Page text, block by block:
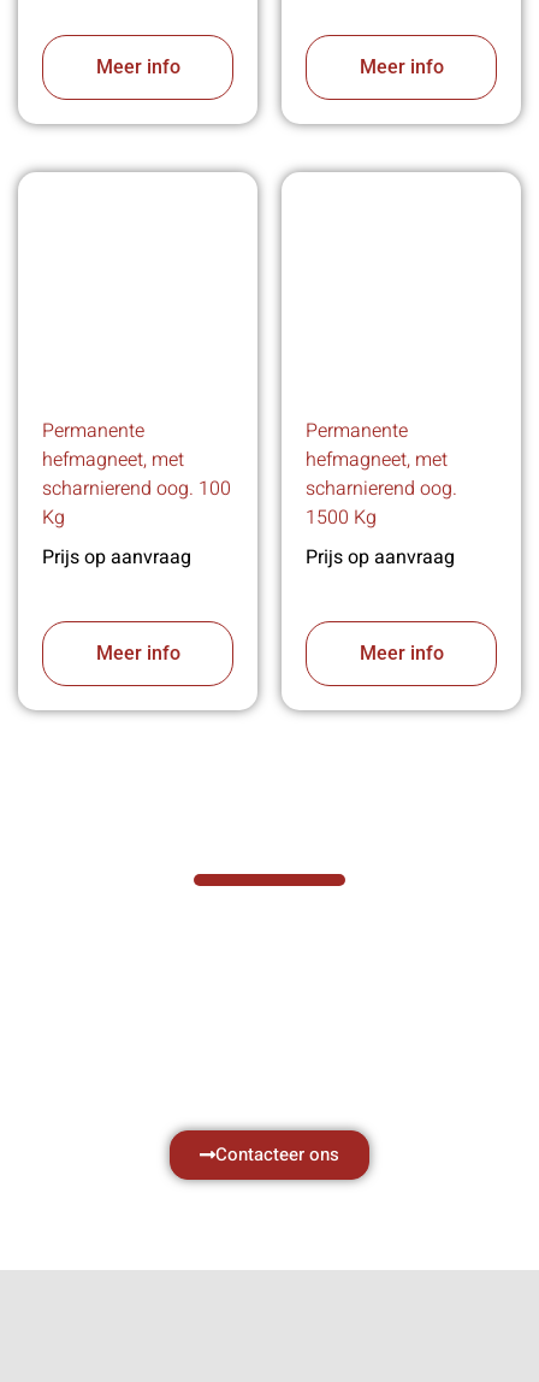
Meer info Meer info
Permanente
hefmagneet, met
scharnierend oog. 100
Kg
Prijs op aanvraag
Meer info
Permanente
hefmagneet, met
scharnierend oog.
1500 Kg
Prijs op aanvraag
Meer info
Contacteer ons